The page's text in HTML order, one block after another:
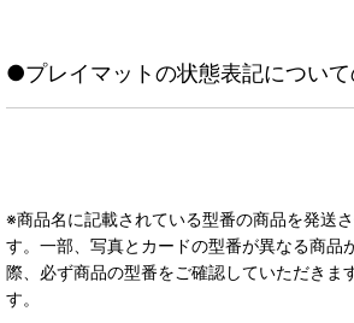
●プレイマットの状態表記につい
※商品名に記載されている型番の商品を発送
す。一部、写真とカードの型番が異なる商品
際、必ず商品の型番をご確認していただきま
す。